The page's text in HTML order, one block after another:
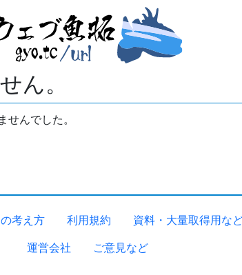
ん。
せんでした。
考え方 利用規約 資料・大量取得用な
運営会社 ご意見など